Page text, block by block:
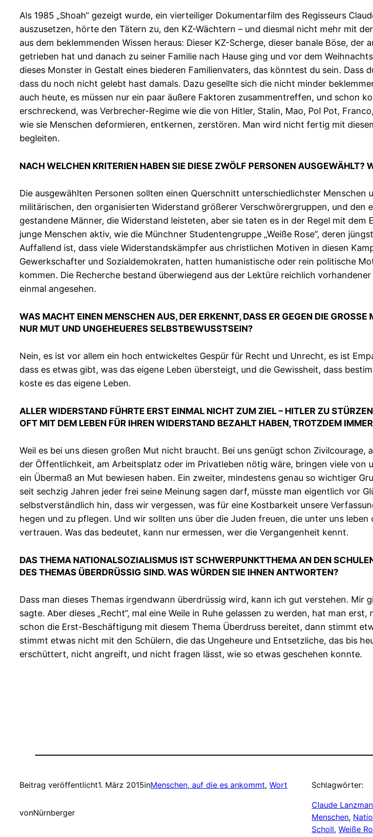
Als 1985 „Shoah“ gezeigt wurde, ein vierteiliger Dokumentarfilm des Regisseurs
auszusetzen, hörte den Tätern zu, den KZ-Wächtern – und diesmal nicht mehr mit
aus dem beklemmenden Wissen heraus: Dieser KZ-Scherge, dieser banale Böse,
getrieben hat und danach zu seiner Familie nach Hause ging und vor dem
dieses Monster in Gestalt eines biederen Familienvaters, das könntest du sein. Dass
dass du noch nicht gelebt hast damals. Dazu gesellte sich die nicht minder
auch heute, es müssen nur ein paar äußere Faktoren zusammentreffen, und schon
erschreckend, was Verbrecher-Regime wie die von Hitler, Stalin, Mao, Pol Pot,
wie sie Menschen deformieren, entkernen, zerstören. Man wird nicht fertig mit
begleiten.
NACH WELCHEN KRITERIEN HABEN SIE DIESE ZWÖLF PERSONEN AUSGEWÄHLT?
Die ausgewählten Personen sollten einen Querschnitt unterschiedlichster
militärischen, den organisierten Widerstand größerer Verschwörergruppen, und den
gestandene Männer, die Widerstand leisteten, aber sie taten es in der Regel mit
junge Menschen aktiv, wie die Münchner Studentengruppe „Weiße Rose“, deren
Auffallend ist, dass viele Widerstandskämpfer aus christlichen Motiven in diesen
Gewerkschafter und Sozialdemokraten, hatten humanistische oder rein politische
kommen. Die Recherche bestand überwiegend aus der Lektüre reichlich
einmal angesehen.
WAS MACHT EINEN MENSCHEN AUS, DER ERKENNT, DASS ER GEGEN DIE GROSSE
UR MUT UND UNGEHEUERES SELBSTBEWUSSTSEIN?
Nein, es ist vor allem ein hoch entwickeltes Gespür für Recht und Unrecht, es ist
dass es etwas gibt, was das eigene Leben übersteigt, und die Gewissheit, dass
koste es das eigene Leben.
ALLER WIDERSTAND FÜHRTE ERST EINMAL NICHT ZUM ZIEL – HITLER ZU
OFT MIT DEM LEBEN FÜR IHREN WIDERSTAND BEZAHLT HABEN, TROTZDEM
Weil es bei uns diesen großen Mut nicht braucht. Bei uns genügt schon Zivilcourage,
der Öffentlichkeit, am Arbeitsplatz oder im Privatleben nötig wäre, bringen viele von
ein Übermaß an Mut bewiesen haben. Ein zweiter, mindestens genau so wichtiger
seit sechzig Jahren jeder frei seine Meinung sagen darf, müsste man eigentlich vor
selbstverständlich hin, dass wir vergessen, was für eine Kostbarkeit unsere
hegen und zu pflegen. Und wir sollten uns über die Juden freuen, die unter uns
vertrauen. Was das bedeutet, kann nur ermessen, wer die Vergangenheit kennt.
DAS THEMA NATIONALSOZIALISMUS IST SCHWERPUNKTTHEMA AN DEN
DES THEMAS ÜBERDRÜSSIG SIND. WAS WÜRDEN SIE IHNEN ANTWORTEN?
Dass man dieses Themas irgendwann überdrüssig wird, kann ich gut verstehen. Mir
sagte. Aber dieses „Recht“, mal eine Weile in Ruhe gelassen zu werden, hat man
schon die Erst-Beschäftigung mit diesem Thema Überdruss bereitet, dann stimmt
stimmt etwas nicht mit den Schülern, die das Ungeheure und Entsetzliche, das bis
erschüttert, nicht angreift, und nicht fragen lässt, wie so etwas geschehen konnte.
Beitrag veröffentlicht1. März 2015inMenschen, auf die es ankommt, Wort
vonNürnberger
Schlagwörter:
Claude
Menschen,
Scholl, Weiße